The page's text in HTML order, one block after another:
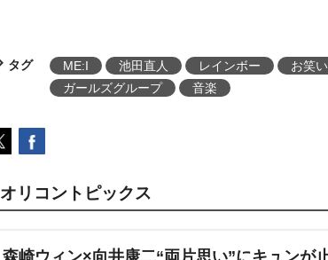
タグ ME:I 池田直人 レインボー お笑
ガールズグループ
音楽
オリコントピックス
森崎ウィン×向井康二“両片思い”にキュンが